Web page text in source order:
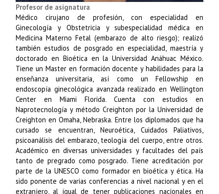
Profesor de asignatura
Médico cirujano de profesión, con especialidad en
Ginecología y Obstetricia y subespecialidad médica en
Medicina Materno Fetal (embarazo de alto riesgo); realizó
también estudios de posgrado en especialidad, maestría y
doctorado en Bioética en la Universidad Anáhuac México.
Tiene un Master en formación docente y habilidades para la
enseñanza universitaria, así como un Fellowship en
endoscopía ginecológica avanzada realizado en Wellington
Center en Miami Florida. Cuenta con estudios en
Naprotecnología y método Creighton por la Universidad de
Creighton en Omaha, Nebraska. Entre los diplomados que ha
cursado se encuentran, Neuroética, Cuidados Paliativos,
psicoanálisis del embarazo, teología del cuerpo, entre otros.
Académico en diversas universidades y facultades del país
tanto de pregrado como posgrado. Tiene acreditación por
parte de la UNESCO como formador en bioética y ética. Ha
sido ponente de varias conferencias a nivel nacional y en el
extranjero, al igual de tener publicaciones nacionales en